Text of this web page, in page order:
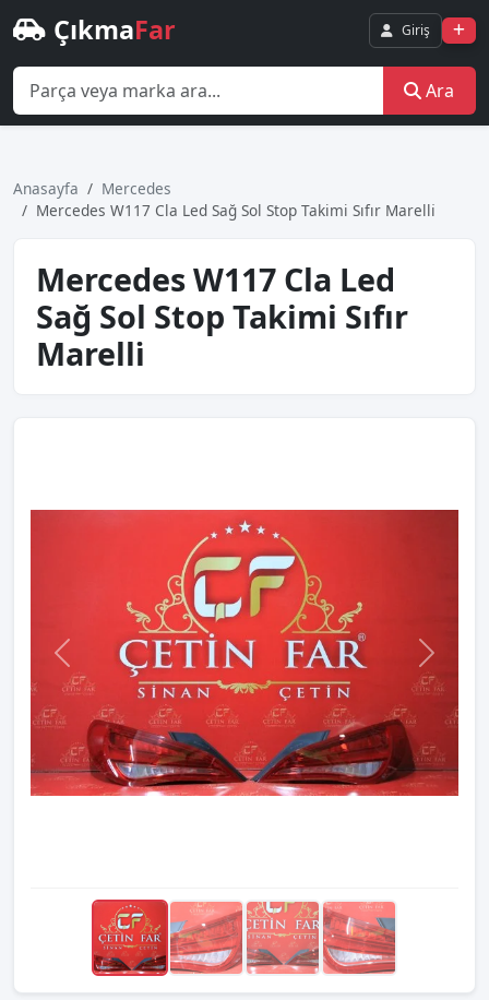
ÇıkmaFar Giriş
Ara
Anasayfa
Mercedes
Mercedes W117 Cla Led Sağ Sol Stop Takimi Sıfır Marelli̇
Mercedes W117 Cla Led
Sağ Sol Stop Takimi Sıfır
Marelli̇